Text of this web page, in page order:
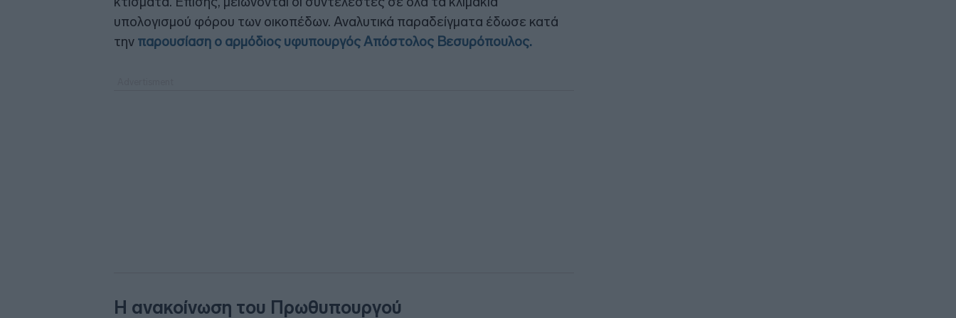
υπολογισμού φόρου των οικοπέδων. Αναλυτικά παραδείγματα έδωσε κατά
την παρουσίαση ο αρμόδιος υφυπουργός Απόστολος Βεσυρόπουλος.
Η ανακοίνωση του Πρωθυπουργού